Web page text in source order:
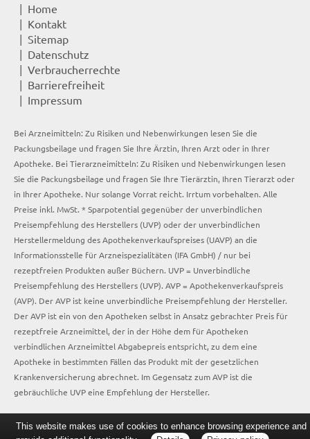
Home
Kontakt
Sitemap
Datenschutz
Verbraucherrechte
Barrierefreiheit
Impressum
Bei Arzneimitteln: Zu Risiken und Nebenwirkungen lesen Sie die
Packungsbeilage und fragen Sie Ihre Ärztin, Ihren Arzt oder in Ihrer
Apotheke. Bei Tierarzneimitteln: Zu Risiken und Nebenwirkungen lesen
Sie die Packungsbeilage und fragen Sie Ihre Tierärztin, Ihren Tierarzt oder
in Ihrer Apotheke. Nur solange Vorrat reicht. Irrtum vorbehalten. Alle
Preise inkl. MwSt. * Sparpotential gegenüber der unverbindlichen
Preisempfehlung des Herstellers (UVP) oder der unverbindlichen
Herstellermeldung des Apothekenverkaufspreises (UAVP) an die
Informationsstelle für Arzneispezialitäten (IFA GmbH) / nur bei
rezeptfreien Produkten außer Büchern. UVP = Unverbindliche
Preisempfehlung des Herstellers (UVP). AVP = Apothekenverkaufspreis
(AVP). Der AVP ist keine unverbindliche Preisempfehlung der Hersteller.
Der AVP ist ein von den Apotheken selbst in Ansatz gebrachter Preis für
rezeptfreie Arzneimittel, der in der Höhe dem für Apotheken
verbindlichen Arzneimittel Abgabepreis entspricht, zu dem eine
Apotheke in bestimmten Fällen das Produkt mit der gesetzlichen
Krankenversicherung abrechnet. Im Gegensatz zum AVP ist die
gebräuchliche UVP eine Empfehlung der Hersteller.
This website makes use of cookies to enhance browsing experience and